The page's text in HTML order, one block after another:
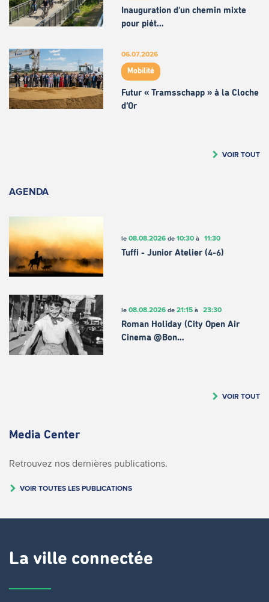
Inauguration d'un chemin mixte
pour piét…
06.07.2026
Mobilité
Futur « Tramsschapp » à la Cloche
d’Or
VOIR TOUT
AGENDA
le 08.08.2026de 10:30à 11:30
Tuffi - Junior Atelier (4-6)
le 08.08.2026de 21:15à 23:30
Roman Holiday (City Open Air
Cinema @Bon…
VOIR TOUT
Media Center
Retrouvez nos dernières publications.
VOIR TOUTES LES PUBLICATIONS
La ville connectée